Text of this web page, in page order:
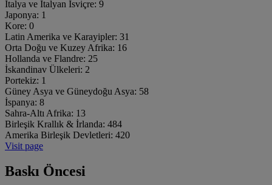
İtalya ve İtalyan İsviçre: 9
Japonya: 1
Kore: 0
Latin Amerika ve Karayipler: 31
Orta Doğu ve Kuzey Afrika: 16
Hollanda ve Flandre: 25
İskandinav Ülkeleri: 2
Portekiz: 1
Güney Asya ve Güneydoğu Asya: 58
İspanya: 8
Sahra-Altı Afrika: 13
Birleşik Krallık & İrlanda: 484
Amerika Birleşik Devletleri: 420
Visit page
Baskı Öncesi